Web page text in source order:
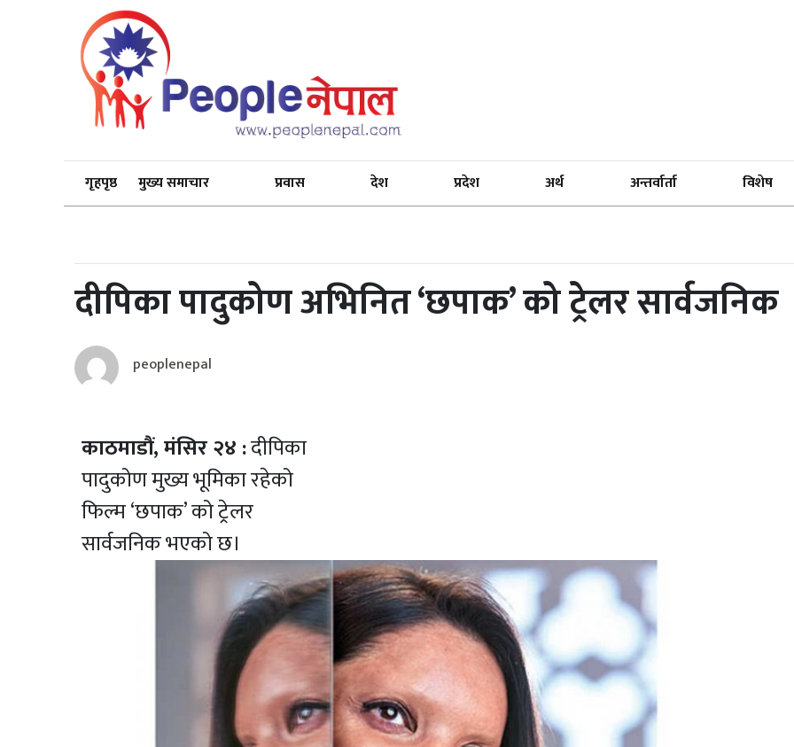
गृहपृष्ठ मुख्य समाचार प्रवास देश प्रदेश अर्थ अन्तर्वार्ता विशेष
दीपिका पादुकोण अभिनित ‘छपाक’ को ट्रेलर सार्वजनिक
peoplenepal
काठमाडौं, मंसिर २४ :दीपिका
पादुकोण मुख्य भूमिका रहेको
फिल्म ‘छपाक’ को ट्रेलर
सार्वजनिक भएको छ।